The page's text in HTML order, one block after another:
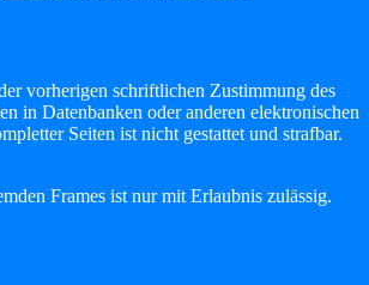
vorherigen schriftlichen Zustimmung des
in Datenbanken oder anderen elektronischen
Seiten ist nicht gestattet und strafbar.
Frames ist nur mit Erlaubnis zulässig.